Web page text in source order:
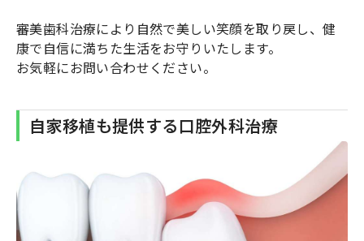
審美歯科治療により自然で美しい笑顔を取り戻し、健
康で自信に満ちた生活をお守りいたします。
お気軽にお問い合わせください。
自家移植も提供する口腔外科治療